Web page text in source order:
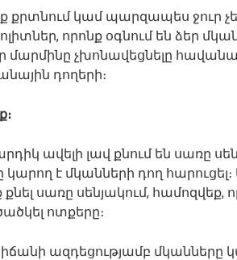
քրտնում կամ պարզապես ջուր
որոնք օգնում են ձեր
մարմինը չխոնավեցնելը
դողերի։
ավելի լավ քնում են սառը
է մկանների դող հարուցել։
սառը սենյակում, համոզվեք,
ոտքերը։
ազդեցությամբ մկանները